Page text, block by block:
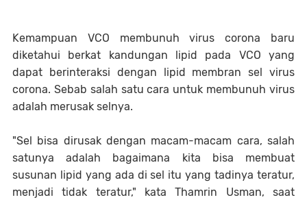
Kemampuan VCO membunuh virus corona baru
diketahui berkat kandungan lipid pada VCO yang
dapat berinteraksi dengan lipid membran sel virus
corona. Sebab salah satu cara untuk membunuh virus
adalah merusak selnya.
"Sel bisa dirusak dengan macam-macam cara, salah
satunya adalah bagaimana kita bisa membuat
susunan lipid yang ada di sel itu yang tadinya teratur,
menjadi tidak teratur," kata Thamrin Usman, saat